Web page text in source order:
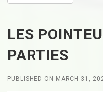
LES
PARTIES
PUBLISHED ON MARCH 31,